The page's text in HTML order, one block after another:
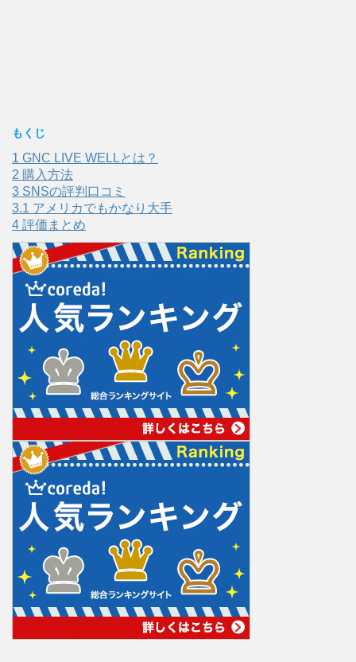
もくじ
1 GNC LIVE WELLとは？
2 購入方法
3 SNSの評判口コミ
3.1 アメリカでもかなり大手
4 評価まとめ